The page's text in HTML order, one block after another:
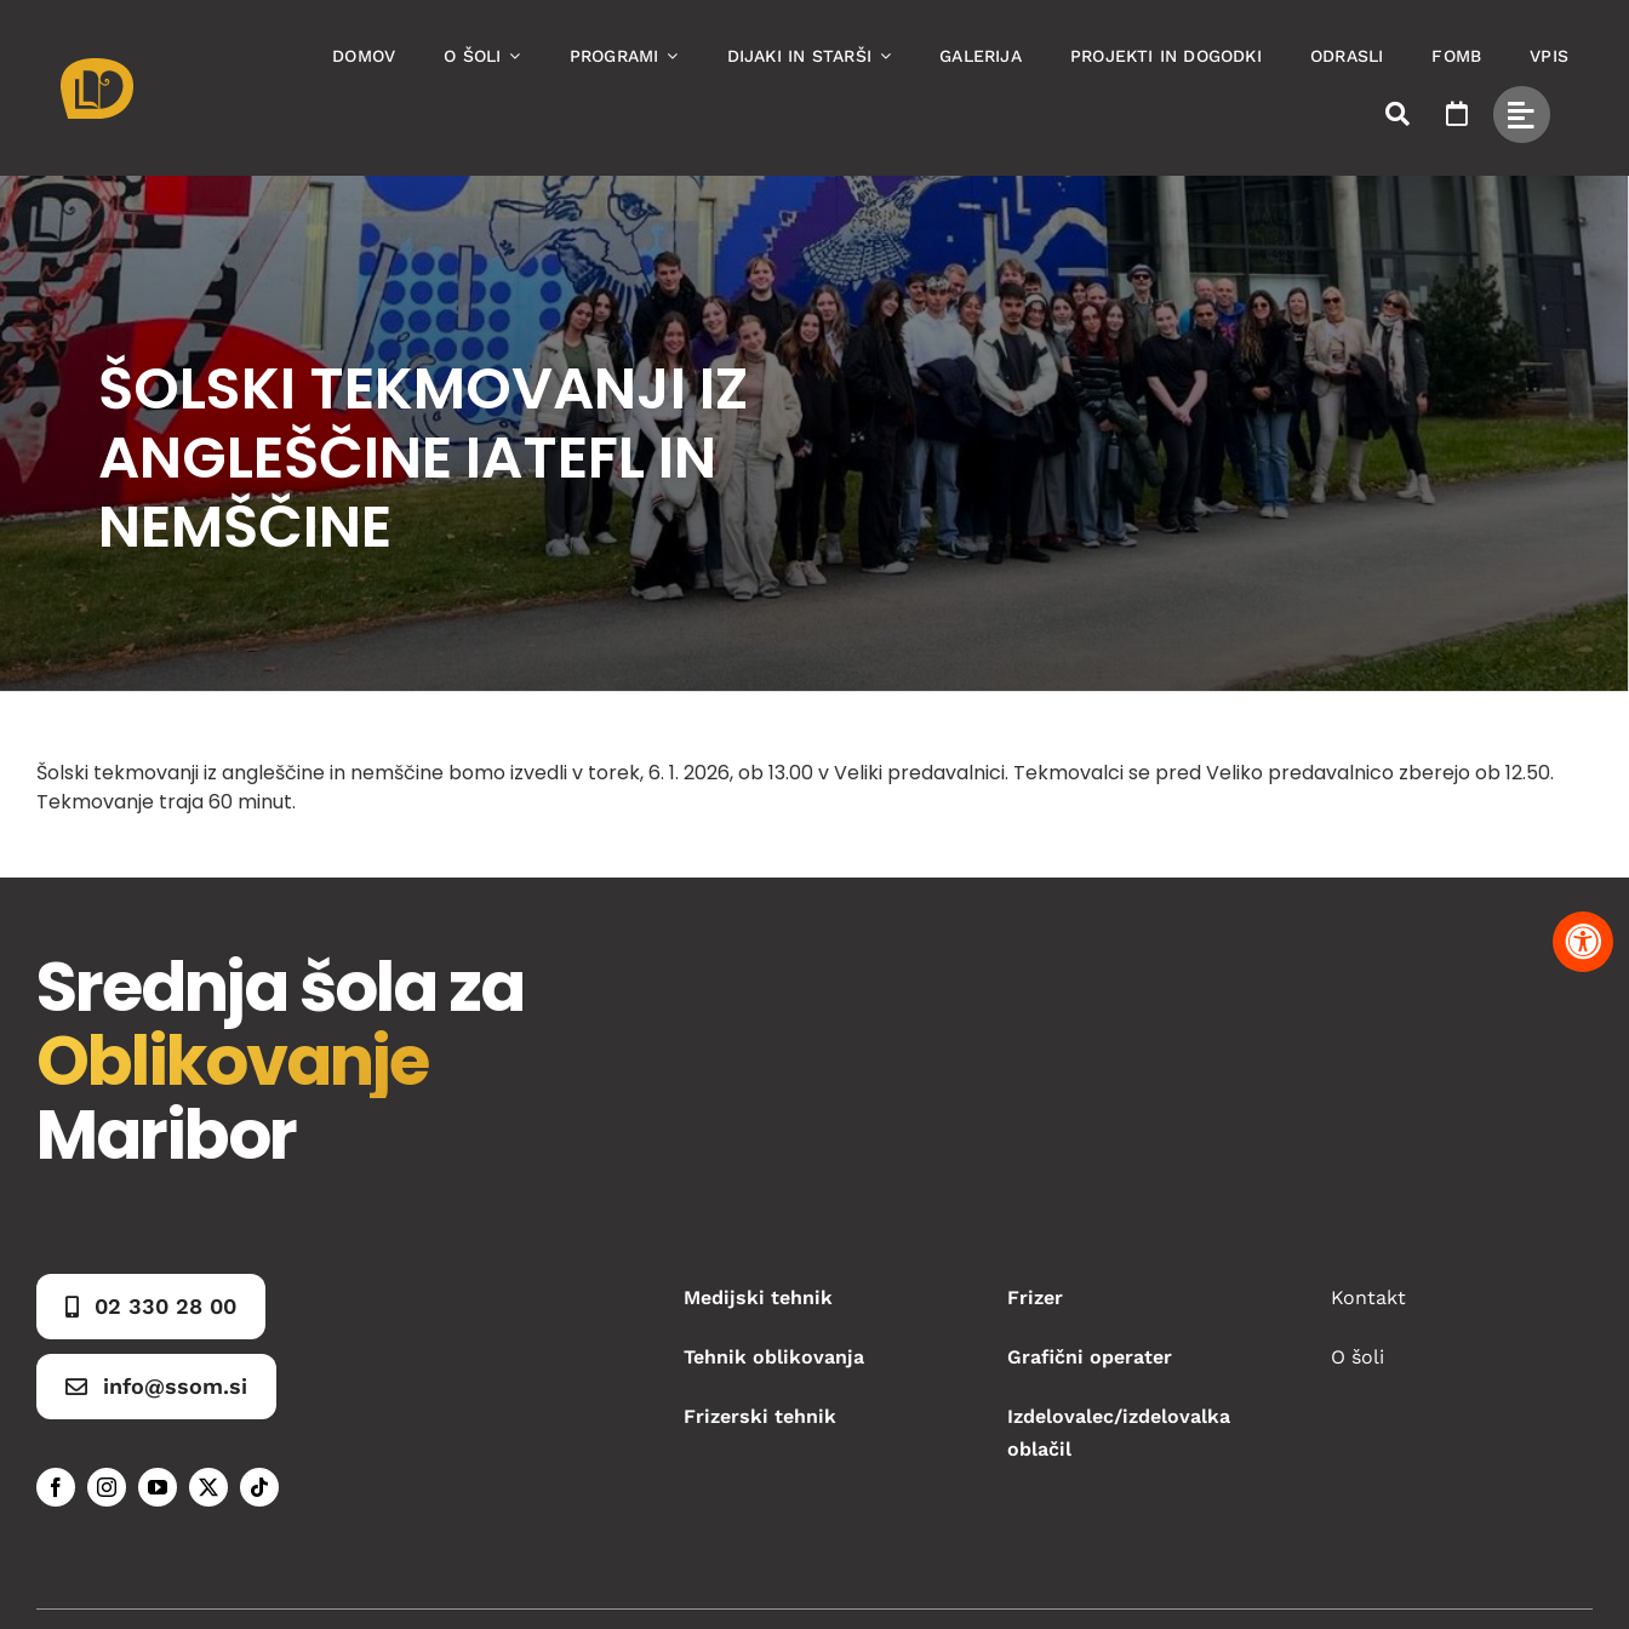
content
DOMOV O ŠOLI PROGRAMI DIJAKI IN STARŠI GALERIJA PROJEKTI IN DOGODKI ODRASLI FOMB VPIS
ŠOLSKI TEKMOVANJI IZ
ANGLEŠČINE IATEFL IN
NEMŠČINE
Šolski tekmovanji iz angleščine in nemščine bomo izvedli v torek, 6. 1. 2026, ob 13.00 v Veliki predavalnici. Tekmovalci se pred Veliko predavalnico zberejo ob 12.50.
Tekmovanje traja 60 minut.
Srednja šola za
Oblikovanje
Maribor
02 330 28 00
info@ssom.si
Medijski tehnik
Tehnik oblikovanja
Frizerski tehnik
Frizer
Grafični operater
Izdelovalec/izdelovalka
oblačil
Kontakt
O šoli